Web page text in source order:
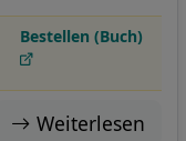
Bestellen (Buch)
Weiterlesen